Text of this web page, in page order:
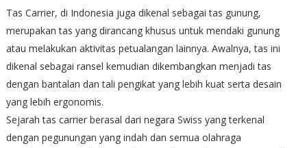
Tas Carrier, di Indonesia juga dikenal sebagai tas gunung,
merupakan tas yang dirancang khusus untuk mendaki gunung
atau melakukan aktivitas petualangan lainnya. Awalnya, tas ini
dikenal sebagai ransel kemudian dikembangkan menjadi tas
dengan bantalan dan tali pengikat yang lebih kuat serta desain
yang lebih ergonomis.
Sejarah tas carrier berasal dari negara Swiss yang terkenal
dengan pegunungan yang indah dan semua olahraga